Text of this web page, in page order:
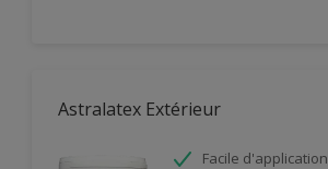
Astralatex Extérieur
Facile d'application